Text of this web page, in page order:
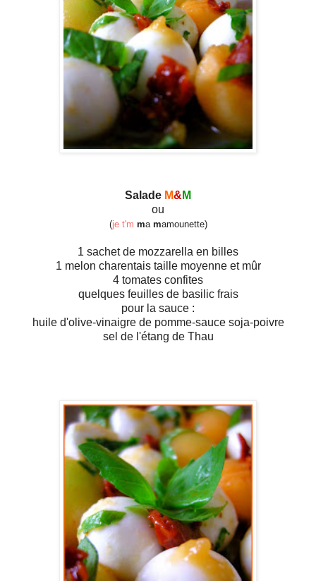
Salade M& M
ou
(je t'm ma mamounette)
1 sachet de mozzarella en billes
1 melon charentais taille moyenne et mûr
4 tomates confites
quelques feuilles de basilic frais
pour la sauce :
huile d'olive-vinaigre de pomme-sauce soja-poivre
sel de l'étang de Thau